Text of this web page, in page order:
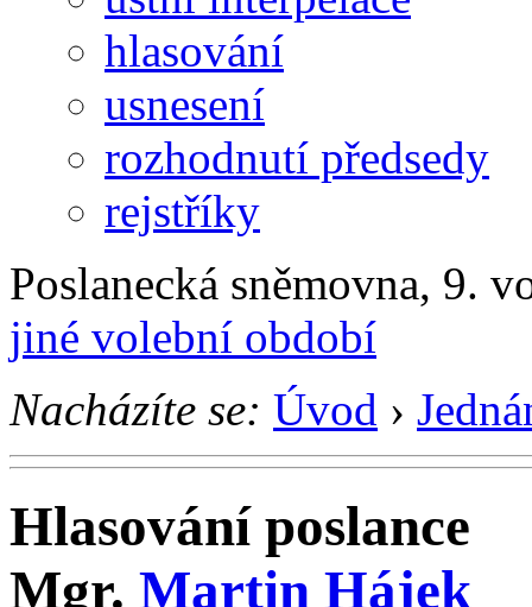
hlasování
usnesení
rozhodnutí předsedy
rejstříky
Poslanecká sněmovna, 9.
jiné volební období
Nacházíte se: Úvod ›
Hlasování poslance
Mgr. Martin Hájek